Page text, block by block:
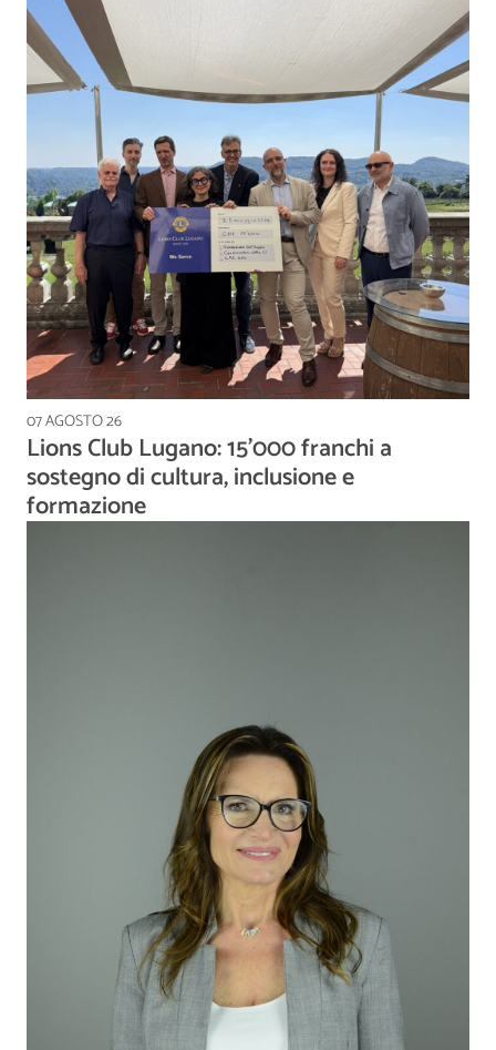
07 AGOSTO 26
Lions Club Lugano: 15'000 franchi a
sostegno di cultura, inclusione e
formazione